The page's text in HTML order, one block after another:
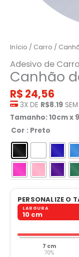
Início / Carro /
Adesivo de Carro
Canhão
R$ 24,56
3X DE R$8.19
Tamanho: 10cm x
Cor : Preto
PERSONALIZE O
LARGURA
10 cm
7 cm
70%